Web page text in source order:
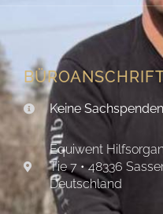
Keine
Equiwent
Tie 7 • 48336
Deutschland